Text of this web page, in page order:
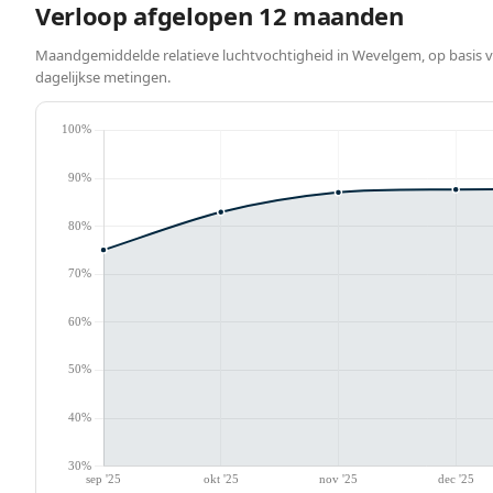
Verloop afgelopen 12 maanden
Maandgemiddelde relatieve luchtvochtigheid in Wevelgem, op basis
dagelijkse metingen.